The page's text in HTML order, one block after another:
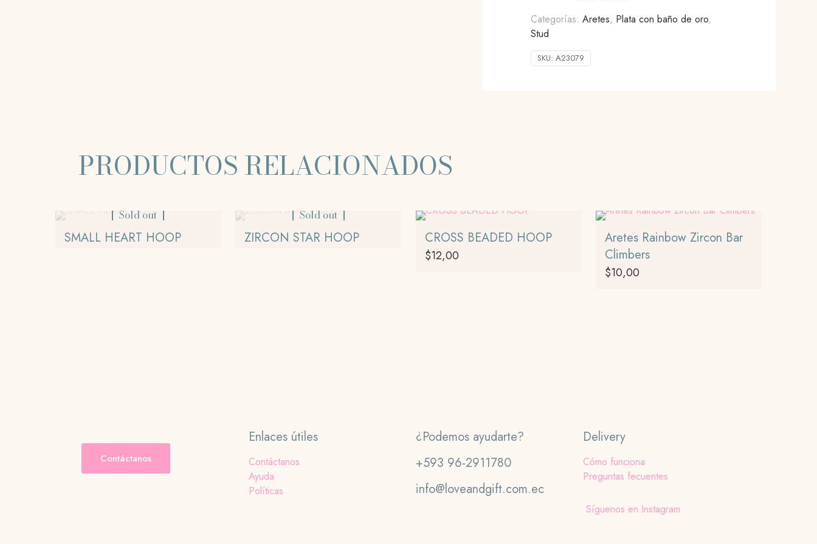
Categorías: Aretes, Plata con baño de oro,
Stud
SKU: A23079
PRODUCTOS RELACIONADOS
Sold out
SMALL HEART HOOP
Sold out
ZIRCON STAR HOOP CROSS BEADED HOOP
$12,00
la
de
producto
Aretes Rainbow Zircon Bar
Climbers
$10,00
en
página
de
Contáctanos
Enlaces útiles
Contáctanos
Ayuda
Políticas
¿Podemos ayudarte?
+593 96-2911780
info@loveandgift.com.ec
Delivery
Cómo funciona
Preguntas fecuentes
Síguenos en Instagram